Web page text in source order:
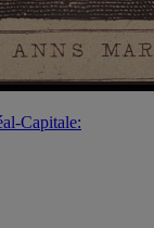
Capitale: